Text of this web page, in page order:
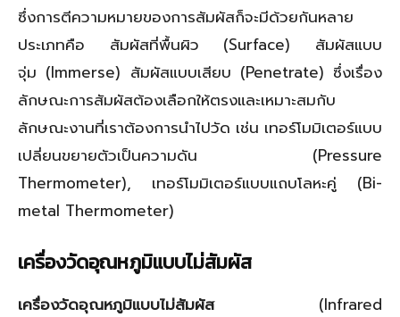
ซึ่งการตีความหมายของการสัมผัสก็จะมีด้วยกันหลาย
ประเภทคือ สัมผัสที่พื้นผิว (Surface) สัมผัสแบบ
จุ่ม (Immerse) สัมผัสแบบเสียบ (Penetrate) ซึ่งเรื่อง
ลักษณะการสัมผัสต้องเลือกให้ตรงและเหมาะสมกับ
ลักษณะงานที่เราต้องการนำไปวัด เช่น เทอร์โมมิเตอร์แบบ
เปลี่ยนขยายตัวเป็นความดัน (Pressure
Thermometer), เทอร์โมมิเตอร์แบบแถบโลหะคู่ (Bi-
metal Thermometer)
เครื่องวัดอุณหภูมิแบบไม่สัมผัส
เครื่องวัดอุณหภูมิแบบไม่สัมผัส (Infrared